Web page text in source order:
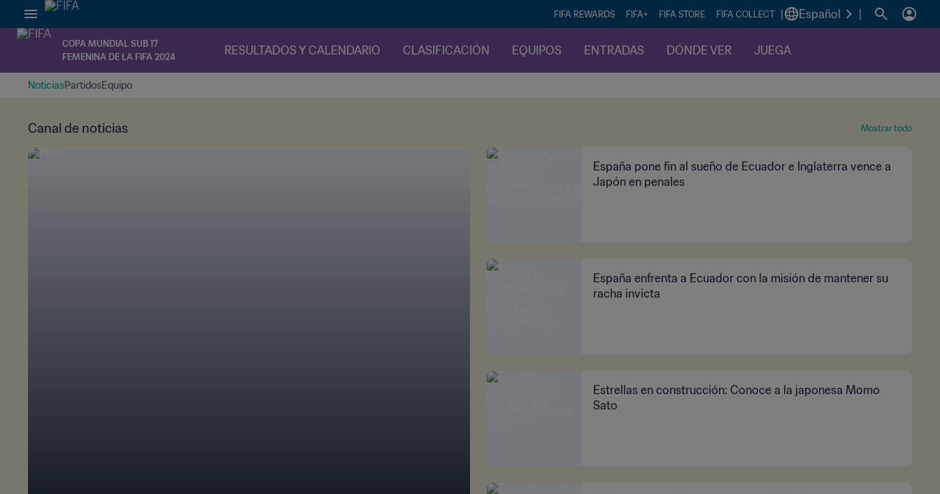
FIFA REWARDS FIFA+ FIFA STORE FIFA COLLECT Español
COPA MUNDIAL SUB 17
FEMENINA DE LA FIFA 2024
RESULTADOS Y CALENDARIO CLASIFICACIÓN EQUIPOS ENTRADAS DÓNDE VER JUEGA
NoticiasPartidosEquipo
Canal de noticias Mostrar todo
España pone fin al sueño de Ecuador e Inglaterra vence a
Japón en penales
España enfrenta a Ecuador con la misión de mantener su
racha invicta
Estrellas en construcción: Conoce a la japonesa Momo
Sato